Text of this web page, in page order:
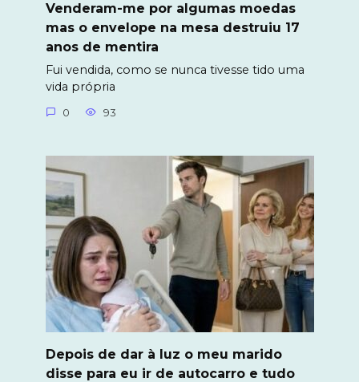
Venderam-me por algumas moedas
mas o envelope na mesa destruiu 17
anos de mentira
Fui vendida, como se nunca tivesse tido uma
vida própria
0 93
Depois de dar à luz o meu marido
disse para eu ir de autocarro e tudo